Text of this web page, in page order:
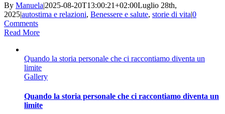
By Manuela|2025-08-20T13:00:21+02:00Luglio 28th,
2025|autostima e relazioni, Benessere e salute, storie di vita|0
Comments
Read More
Quando la storia personale che ci raccontiamo diventa un
limite
Gallery
Quando la storia personale che ci raccontiamo diventa un
limite